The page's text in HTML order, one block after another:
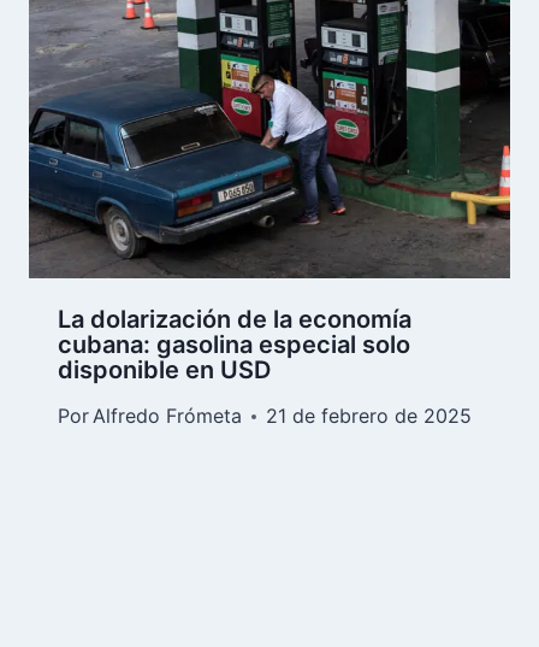
La dolarización de la economía
cubana: gasolina especial solo
disponible en USD
PorAlfredo Frómeta 21 de febrero de 2025